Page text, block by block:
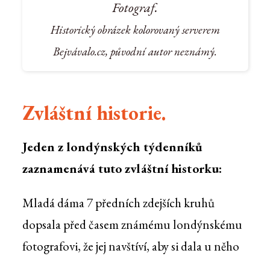
Fotograf.
Historický obrázek kolorovaný serverem
Bejvávalo.cz, původní autor neznámý.
Zvláštní historie.
Jeden z londýnských týdenníků
zaznamenává tuto zvláštní historku:
Mladá dáma 7 předních zdejších kruhů
dopsala před časem známému londýnskému
fotografovi, že jej navštíví, aby si dala u něho